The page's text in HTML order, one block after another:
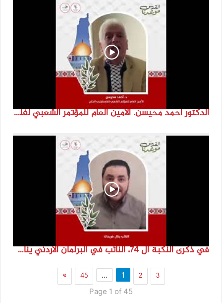
الدكتور احمد محيسن. الامين العام للمؤتمر الشعبي لفلسطينيي الخارج
في ذكرى النكبة ال 74، النائب في البرلمان الأردني ينال فرحات
1 2 3
…
45
»
Page 1 of 45